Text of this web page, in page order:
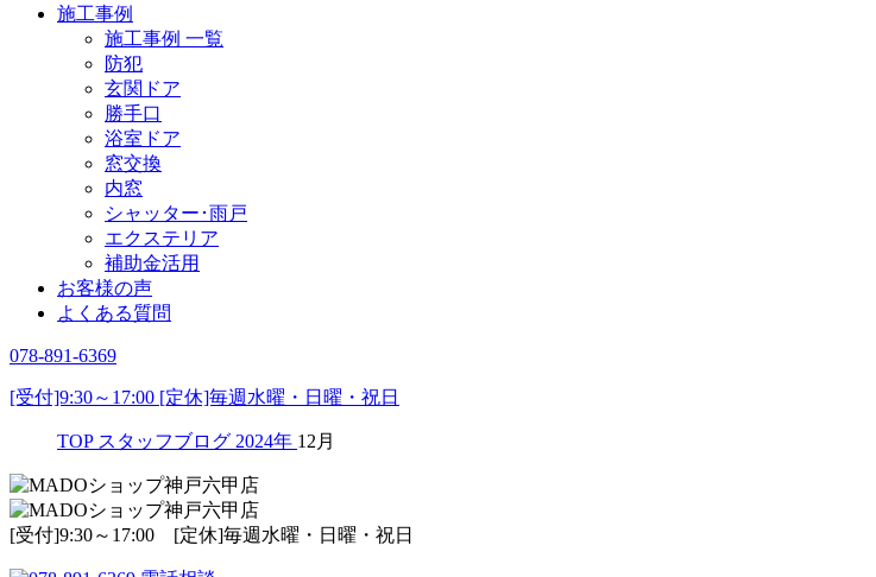
施工事例
施工事例 一覧
防犯
玄関ドア
勝手口
浴室ドア
窓交換
内窓
シャッター･雨戸
エクステリア
補助金活用
お客様の声
よくある質問
078-891-6369
[受付]9:30～17:00 [定休]毎週水曜・日曜・祝日
TOP スタッフブログ 2024年 12月
[受付]9:30～17:00 [定休]毎週水曜・日曜・祝日